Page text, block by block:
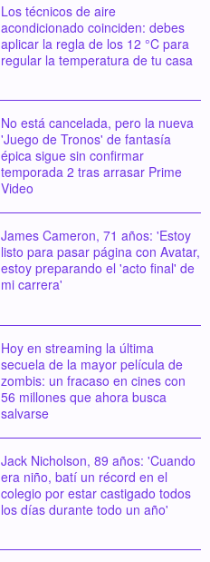
Los técnicos de aire
acondicionado coinciden: debes
aplicar la regla de los 12 °C para
regular la temperatura de tu casa
No está cancelada, pero la nueva
'Juego de Tronos' de fantasía
épica sigue sin confirmar
temporada 2 tras arrasar Prime
Video
James Cameron, 71 años: 'Estoy
listo para pasar página con Avatar,
estoy preparando el 'acto final' de
mi carrera'
Hoy en streaming la última
secuela de la mayor película de
zombis: un fracaso en cines con
56 millones que ahora busca
salvarse
Jack Nicholson, 89 años: 'Cuando
era niño, batí un récord en el
colegio por estar castigado todos
los días durante todo un año'